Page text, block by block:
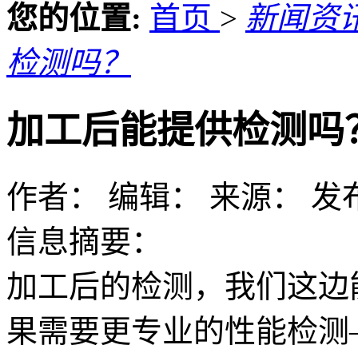
您的位置: 首页 > 新闻资
检测吗？
加工后能提供检测吗
作者： 编辑： 来源： 发
信息摘要：
加工后的检测，我们这
果需要更专业的性能检